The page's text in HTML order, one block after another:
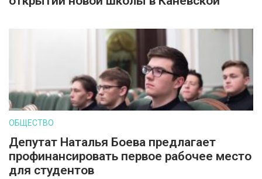
ОБЩЕСТВО
Депутат Наталья Боева предлагает
профинансировать первое рабочее место
для студентов